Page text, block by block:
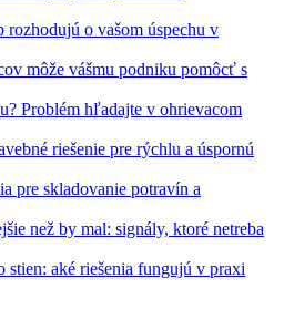
rozhodujú o vašom úspechu v
môže vášmu podniku pomôcť s
Problém hľadajte v ohrievacom
riešenie pre rýchlu a úspornú
pre skladovanie potravín a
než by mal: signály, ktoré netreba
stien: aké riešenia fungujú v praxi